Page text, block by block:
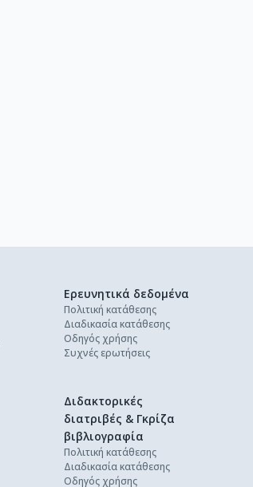
Ερευνητικά δεδομένα
Πολιτική κατάθεσης
Διαδικασία κατάθεσης
Οδηγός χρήσης
Συχνές ερωτήσεις
Διδακτορικές
διατριβές & Γκρίζα
βιβλιογραφία
Πολιτική κατάθεσης
Διαδικασία κατάθεσης
Οδηγός χρήσης